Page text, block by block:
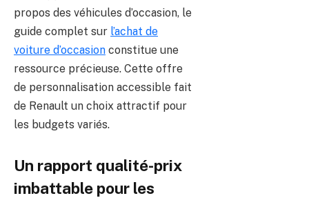
propos des véhicules d’occasion, le
guide complet sur l’achat de
voiture d’occasion constitue une
ressource précieuse. Cette offre
de personnalisation accessible fait
de Renault un choix attractif pour
les budgets variés.
Un rapport qualité-prix
imbattable pour les